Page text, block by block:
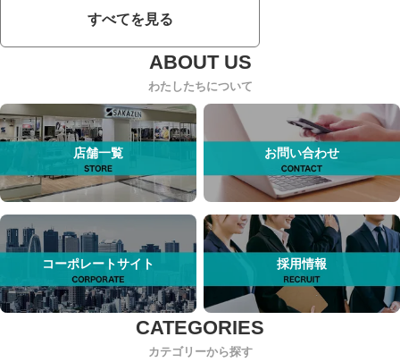
すべてを見る
わたしたちについて
店舗一覧 お問い合わせ
コーポレートサイト 採用情報
カテゴリーから探す